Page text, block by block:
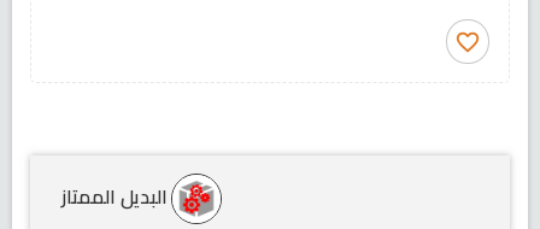
favorite_border
البديل الممتاز